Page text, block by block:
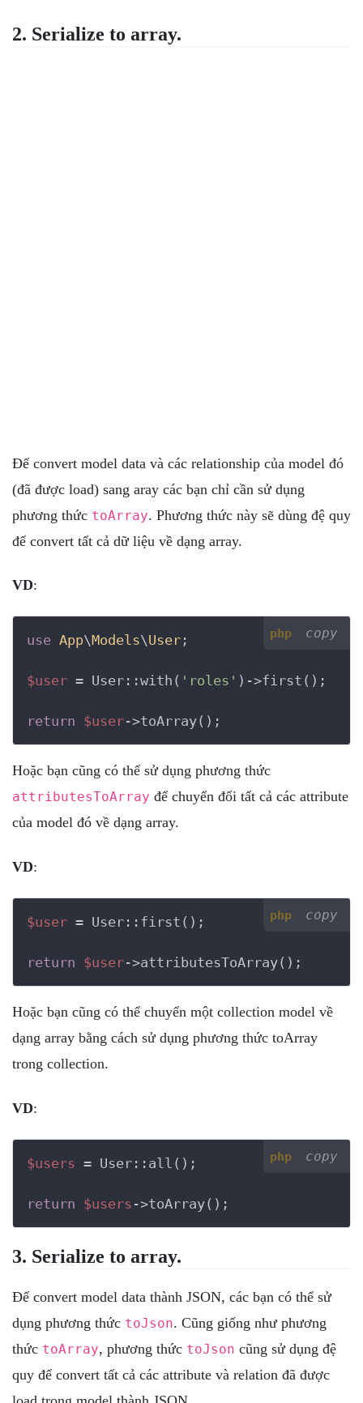
2. Serialize to array.
Để convert model data và các relationship của model đó
(đã được load) sang aray các bạn chỉ cần sử dụng
phương thức toArray. Phương thức này sẽ dùng đệ quy
để convert tất cả dữ liệu về dạng array.
VD:
php copy
use App\Models\User;
$user = User::with( 'roles' )->first();
return $user->toArray();
Hoặc bạn cũng có thể sử dụng phương thức
attributesToArray để chuyển đổi tất cả các attribute
của model đó về dạng array.
VD:
php copy
$user = User::first();
return $user->attributesToArray();
Hoặc bạn cũng có thể chuyển một collection model về
dạng array bằng cách sử dụng phương thức toArray
trong collection.
VD:
php copy
$users = User::all();
return $users ->toArray();
3. Serialize to array.
Để convert model data thành JSON, các bạn có thể sử
dụng phương thức toJson. Cũng giống như phương
thức toArray, phương thức toJson cũng sử dụng đệ
quy để convert tất cả các attribute và relation đã được